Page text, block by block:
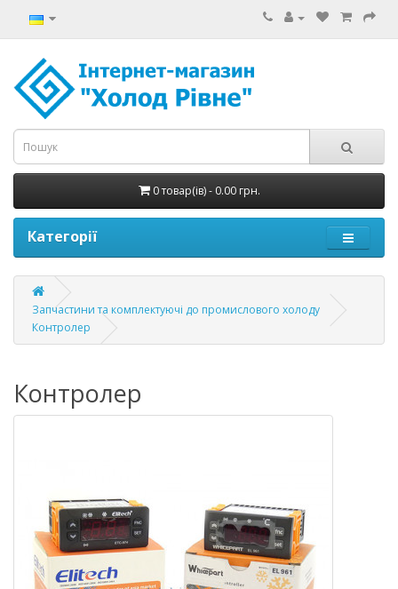
0 товар(ів) - 0.00 грн.
Категорії
Запчастини та комплектуючі до промислового холоду
Контролер
Контролер